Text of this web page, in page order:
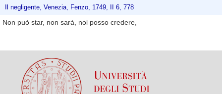
Il negligente, Venezia, Fenzo, 1749, II 6, 778
Non può star, non sarà, nol posso credere,